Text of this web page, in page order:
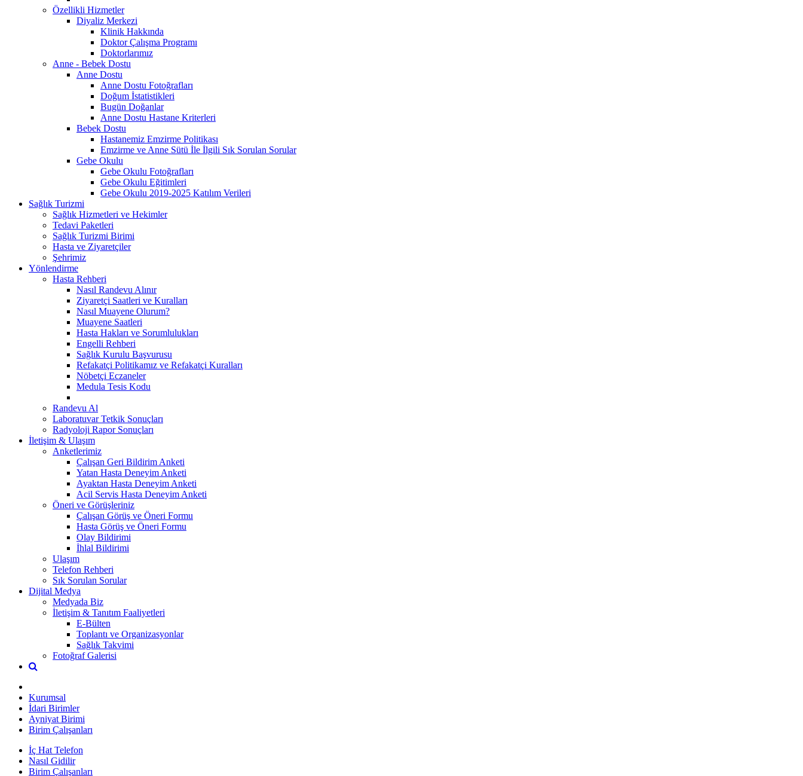
Özellikli Hizmetler
Diyaliz Merkezi
Klinik Hakkında
Doktor Çalışma Programı
Doktorlarımız
Anne - Bebek Dostu
Anne Dostu
Anne Dostu Fotoğrafları
Doğum İstatistikleri
Bugün Doğanlar
Anne Dostu Hastane Kriterleri
Bebek Dostu
Hastanemiz Emzirme Politikası
Emzirme ve Anne Sütü İle İlgili Sık Sorulan Sorular
Gebe Okulu
Gebe Okulu Fotoğrafları
Gebe Okulu Eğitimleri
Gebe Okulu 2019-2025 Katılım Verileri
Sağlık Turizmi
Sağlık Hizmetleri ve Hekimler
Tedavi Paketleri
Sağlık Turizmi Birimi
Hasta ve Ziyaretçiler
Şehrimiz
Yönlendirme
Hasta Rehberi
Nasıl Randevu Alınır
Ziyaretçi Saatleri ve Kuralları
Nasıl Muayene Olurum?
Muayene Saatleri
Hasta Hakları ve Sorumlulukları
Engelli Rehberi
Sağlık Kurulu Başvurusu
Refakatçi Politikamız ve Refakatçi Kuralları
Nöbetçi Eczaneler
Medula Tesis Kodu
Randevu Al
Laboratuvar Tetkik Sonuçları
Radyoloji Rapor Sonuçları
İletişim & Ulaşım
Anketlerimiz
Çalışan Geri Bildirim Anketi
Yatan Hasta Deneyim Anketi
Ayaktan Hasta Deneyim Anketi
Acil Servis Hasta Deneyim Anketi
Öneri ve Görüşleriniz
Çalışan Görüş ve Öneri Formu
Hasta Görüş ve Öneri Formu
Olay Bildirimi
İhlal Bildirimi
Ulaşım
Telefon Rehberi
Sık Sorulan Sorular
Dijital Medya
Medyada Biz
İletişim & Tanıtım Faaliyetleri
E-Bülten
Toplantı ve Organizasyonlar
Sağlık Takvimi
Fotoğraf Galerisi
Kurumsal
İdari Birimler
Ayniyat Birimi
Birim Çalışanları
İç Hat Telefon
Nasıl Gidilir
Birim Çalışanları